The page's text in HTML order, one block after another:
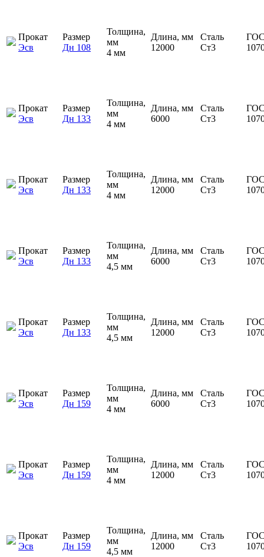
Прокат
Эсв
Размер
Дн 108
Толщина,
мм
4 мм
Длина, мм
12000
Сталь
Ст3
Прокат
Эсв
Размер
Дн 133
Толщина,
мм
4 мм
Длина, мм
6000
Сталь
Ст3
Прокат
Эсв
Размер
Дн 133
Толщина,
мм
4 мм
Длина, мм
12000
Сталь
Ст3
Прокат
Эсв
Размер
Дн 133
Толщина,
мм
4,5 мм
Длина, мм
6000
Сталь
Ст3
Прокат
Эсв
Размер
Дн 133
Толщина,
мм
4,5 мм
Длина, мм
12000
Сталь
Ст3
Прокат
Эсв
Размер
Дн 159
Толщина,
мм
4 мм
Длина, мм
6000
Сталь
Ст3
Прокат
Эсв
Размер
Дн 159
Толщина,
мм
4 мм
Длина, мм
12000
Сталь
Ст3
Прокат
Эсв
Размер
Дн 159
Толщина,
мм
4,5 мм
Длина, мм
12000
Сталь
Ст3